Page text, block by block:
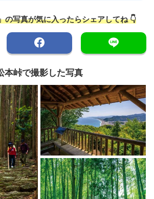
の写真が気に入ったらシェアしてね 👇
本峠で撮影した写真